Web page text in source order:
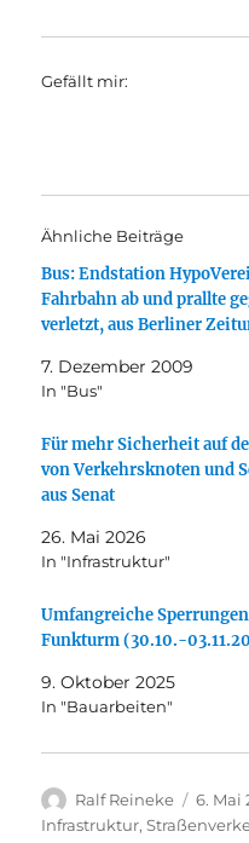
Gefällt mir:
Ähnliche Beiträge
Bus: Endstation
Fahrbahn ab und prallte
verletzt, aus Berliner
7. Dezember 2009
In "Bus"
Für mehr Sicherheit auf
von Verkehrsknoten und
aus Senat
26. Mai 2026
In "Infrastruktur"
Umfangreiche
Funkturm (30.10.-
9. Oktober 2025
In "Bauarbeiten"
Autor
Ralf Reineke
am
6. Mai
Infrastruktur,